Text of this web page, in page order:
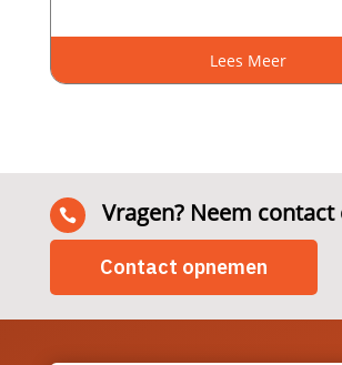
Lees Meer
 Vragen? Neem contact
Contact opnemen